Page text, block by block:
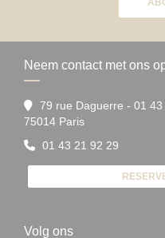
Neem contact met ons
79 rue Daguerre - 01 43
75014 Paris((opent in een
01 43 21 92 29
Volg ons